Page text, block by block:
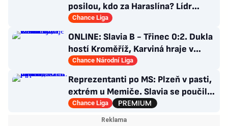
posilou, kdo za Haraslína? Lídr
Slavie už v základu
Chance Liga
ONLINE: Slavia B - Třinec 0:2. Dukla
hostí Kroměříž, Karviná hraje v
Prostějově
Chance Národní Liga
Reprezentanti po MS: Plzeň v pasti,
extrém u Memiče. Slavia se poučila,
co Sparta?
Chance Liga